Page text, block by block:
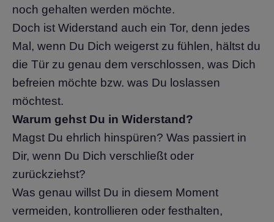
noch gehalten werden möchte.
Doch ist Widerstand auch ein Tor, denn jedes
Mal, wenn Du Dich weigerst zu fühlen, hältst du
die Tür zu genau dem verschlossen, was Dich
befreien möchte bzw. was Du loslassen
möchtest.
Warum gehst Du in Widerstand?
Magst Du ehrlich hinspüren? Was passiert in
Dir, wenn Du Dich verschließt oder
zurückziehst?
Was genau willst Du in diesem Moment
vermeiden, kontrollieren oder festhalten,